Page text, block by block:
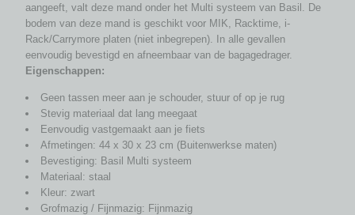
aangeeft, valt deze mand onder het Multi systeem van Basil. De
bodem van deze mand is geschikt voor MIK, Racktime, i-
Rack/Carrymore platen (niet inbegrepen). In alle gevallen
eenvoudig bevestigd en afneembaar van de bagagedrager.
Eigenschappen:
Geen tassen meer aan je schouder, stuur of op je rug
Stevig materiaal dat lang meegaat
Eenvoudig vastgemaakt aan je fiets
Afmetingen: 44 x 30 x 23 cm (Buitenwerkse maten)
Bevestiging: Basil Multi systeem
Materiaal: staal
Kleur: zwart
Grofmazig / Fijnmazig: Fijnmazig